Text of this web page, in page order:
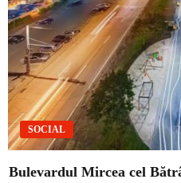
SOCIAL
Bulevardul Mircea cel